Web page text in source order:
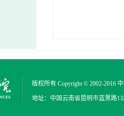
版权所有 Copyright © 2002-2016
地址：中国云南省昆明市蓝黑路